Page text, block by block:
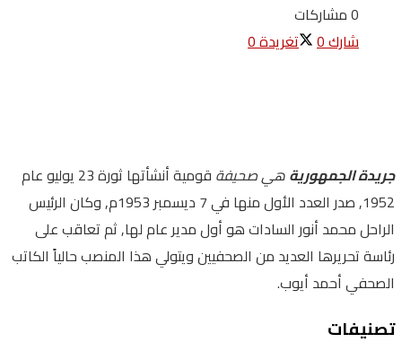
0 مشاركات
شارك0 تغريدة0
جريدة الجمهوريةهي صحيفة
قومية أنشأتها ثورة 23 يوليو عام
1952, صدر العدد الأول منها في 7 ديسمبر 1953م, وكان الرئيس
الراحل محمد أنور السادات هو أول مدير عام لها, ثم تعاقب على
رئاسة تحريرها العديد من الصحفيين ويتولي هذا المنصب حالياً الكاتب
الصحفي أحمد أيوب.
تصنيفات